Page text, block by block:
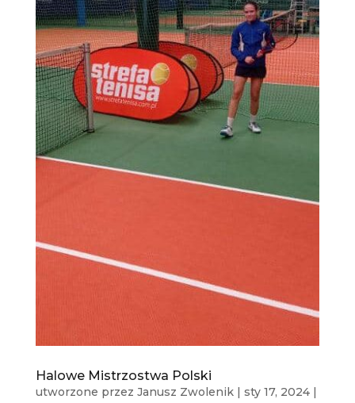
Halowe Mistrzostwa Polski
utworzone przez Janusz Zwolenik| sty 17, 2024|